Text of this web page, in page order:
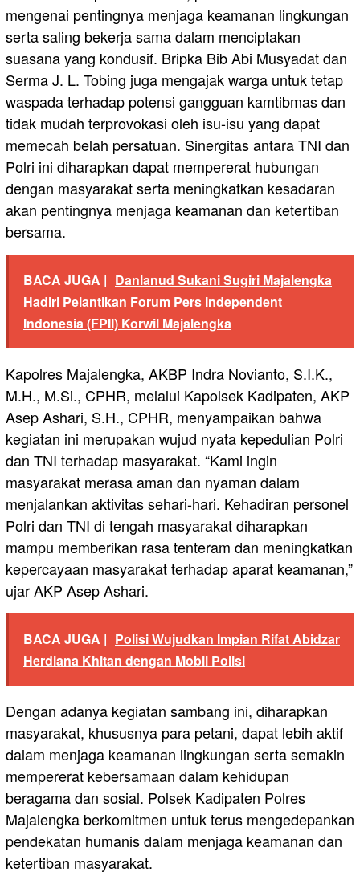
mengenai pentingnya menjaga keamanan lingkungan
serta saling bekerja sama dalam menciptakan
suasana yang kondusif. Bripka Bib Abi Musyadat dan
Serma J. L. Tobing juga mengajak warga untuk tetap
waspada terhadap potensi gangguan kamtibmas dan
tidak mudah terprovokasi oleh isu-isu yang dapat
memecah belah persatuan. Sinergitas antara TNI dan
Polri ini diharapkan dapat mempererat hubungan
dengan masyarakat serta meningkatkan kesadaran
akan pentingnya menjaga keamanan dan ketertiban
bersama.
BACA JUGA | Danlanud Sukani Sugiri Majalengka
Hadiri Pelantikan Forum Pers Independent
Indonesia (FPII) Korwil Majalengka
Kapolres Majalengka, AKBP Indra Novianto, S.I.K.,
M.H., M.Si., CPHR, melalui Kapolsek Kadipaten, AKP
Asep Ashari, S.H., CPHR, menyampaikan bahwa
kegiatan ini merupakan wujud nyata kepedulian Polri
dan TNI terhadap masyarakat. “Kami ingin
masyarakat merasa aman dan nyaman dalam
menjalankan aktivitas sehari-hari. Kehadiran personel
Polri dan TNI di tengah masyarakat diharapkan
mampu memberikan rasa tenteram dan meningkatkan
kepercayaan masyarakat terhadap aparat keamanan,”
ujar AKP Asep Ashari.
BACA JUGA | Polisi Wujudkan Impian Rifat Abidzar
Herdiana Khitan dengan Mobil Polisi
Dengan adanya kegiatan sambang ini, diharapkan
masyarakat, khususnya para petani, dapat lebih aktif
dalam menjaga keamanan lingkungan serta semakin
mempererat kebersamaan dalam kehidupan
beragama dan sosial. Polsek Kadipaten Polres
Majalengka berkomitmen untuk terus mengedepankan
pendekatan humanis dalam menjaga keamanan dan
ketertiban masyarakat.